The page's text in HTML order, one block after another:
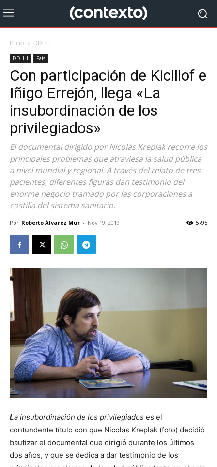
Inicio DDHH
DDHH País
Con participación de Kicillof e
Iñigo Errejón, llega «La
insubordinación de los
privilegiados»
El documental dirigido por Nicolás Kreplak recorre los
principales problemas que atraviesa la salud pública
a nivel mundial y regional. A través del relato de tres
pacientes, diferentes figuras dan testimonio del
enorme negocio tramado por las corporaciones a
costilla del sistema sanitario.
Por Roberto Álvarez Mur - Nov 19, 2019 5795
La insubordinación de los privilegiados es el
contundente título con que Nicolás Kreplak (foto) decidió
bautizar el documental que dirigió durante los últimos
dos años, y que se dedica a dar testimonio de los